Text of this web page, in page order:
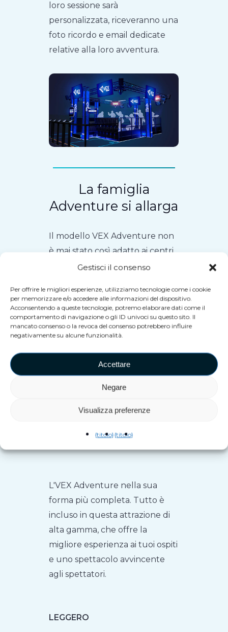
Gestisci il consenso
Per offrire le migliori esperienze, utilizziamo tecnologie come i cookie
per memorizzare e/o accedere alle informazioni del dispositivo.
Acconsentendo a queste tecnologie, potremo elaborare dati come il
comportamento di navigazione o gli ID univoci su questo sito. Il
mancato consenso o la revoca del consenso potrebbero influire
negativamente su alcune funzionalità.
Accettare
Negare
Visualizza preferenze
{titolo}{titolo}
loro sessione sarà
personalizzata, riceveranno una
foto ricordo e email dedicate
relative alla loro avventura.
La famiglia
Adventure si allarga
Il modello VEX Adventure non
è mai stato così adatto ai centri
di intrattenimento di tutto il
aggiuntivi, l'attrazione iper-VR
più venduta diventa più
conveniente e compatta che
mai. Ciò è stato reso possibile
grazie all'utilizzo di tecnologie
all'avanguardia in
combinazione con il software
L'VEX Adventure nella sua
forma più completa. Tutto è
incluso in questa attrazione di
alta gamma, che offre la
migliore esperienza ai tuoi ospiti
e uno spettacolo avvincente
agli spettatori.
LEGGERO